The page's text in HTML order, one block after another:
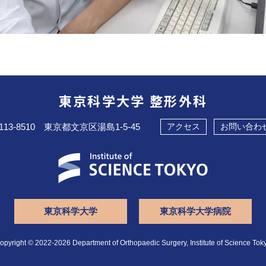
東京科学大学 整形外科
8510 東京都文京区湯島1-5-45 アクセス お問い合わ
東京科学大学 東京科学大学病院
© 2022-2026 Department of Orthopaedic Surgery, Institute of Science